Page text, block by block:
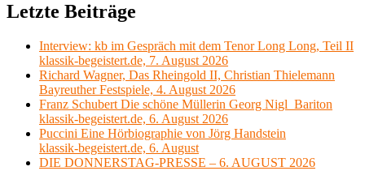
Letzte Beiträge
Interview: kb im Gespräch mit dem Tenor Long Long, Teil II
klassik-begeistert.de, 7. August 2026
Richard Wagner, Das Rheingold II, Christian Thielemann
Bayreuther Festspiele, 4. August 2026
Franz Schubert Die schöne Müllerin Georg Nigl Bariton
klassik-begeistert.de, 6. August 2026
Puccini Eine Hörbiographie von Jörg Handstein
klassik-begeistert.de, 6. August
DIE DONNERSTAG-PRESSE – 6. AUGUST 2026